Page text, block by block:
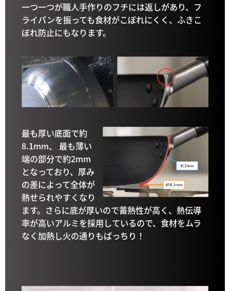
一つ一つが職人手作りのフチには返しがあり、フ
ライパンを振っても食材がこぼれにくく、ふきこ
ぼれ防止にもなります。
最も厚い底面で約
8.1mm、 最も薄い
端の部分で約2mm
となっており、厚み
の差によって全体が
熱せられやすくなり
ます。さらに底が厚いので蓄熱性が高く、熱伝導
率が高いアルミを採用しているので、食材をムラ
なく加熱し火の通りもばっちり！